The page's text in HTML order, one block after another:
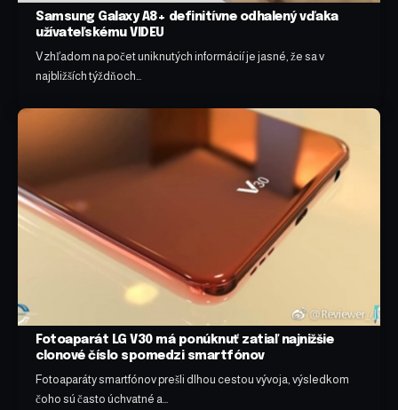
Samsung Galaxy A8+ definitívne odhalený vďaka
užívateľskému VIDEU
Vzhľadom na počet uniknutých informácií je jasné, že sa v
najbližších týždňoch…
Fotoaparát LG V30 má ponúknuť zatiaľ najnižšie
clonové číslo spomedzi smartfónov
Fotoaparáty smartfónov prešli dlhou cestou vývoja, výsledkom
čoho sú často úchvatné a…